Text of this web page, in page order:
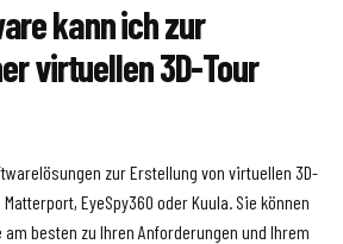
kann ich zur
virtuellen 3D-Tour
zur Erstellung von virtuellen 3D-
EyeSpy360 oder Kuula. Sie können
besten zu Ihren Anforderungen und Ihrem